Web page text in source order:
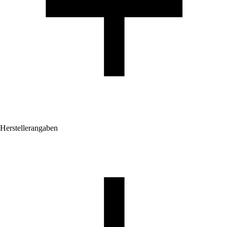
Herstellerangaben